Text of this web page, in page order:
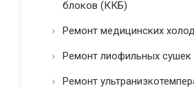
блоков (ККБ)
Ремонт медицинских
Ремонт лиофильных сушек
Ремонт